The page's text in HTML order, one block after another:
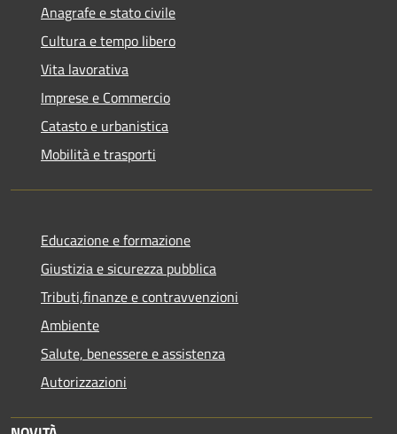
Anagrafe e stato civile
Cultura e tempo libero
Vita lavorativa
Imprese e Commercio
Catasto e urbanistica
Mobilità e trasporti
Educazione e formazione
Giustizia e sicurezza pubblica
Tributi,finanze e contravvenzioni
Ambiente
Salute, benessere e assistenza
Autorizzazioni